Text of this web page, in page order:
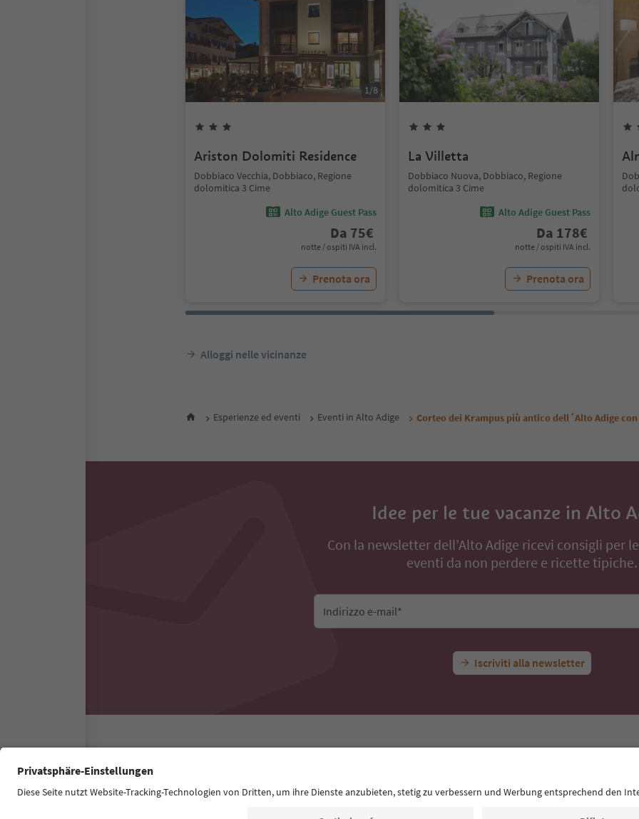
1/8
Ariston Dolomiti Residence
Dobbiaco Vecchia, Dobbiaco, Regione
dolomitica 3 Cime
Alto Adige Guest Pass
Da 75€
notte / ospiti IVA incl.
Prenota ora
La Villetta
Dobbiaco Nuova, Dobbiaco, Regione
dolomitica 3 Cime
Alto Adige Guest Pass
Da 178€
notte / ospiti IVA incl.
Prenota ora
Alloggi nelle vicinanze
Esperienze ed eventi Eventi in Alto Adige Corteo dei Krampus più antico dell´Alto Adige
Idee per le tue vacanze in Alto
Con la newsletter dell’Alto Adige ricevi consigli per
eventi da non perdere e ricette tipiche.
Indirizzo e-mail*
Iscriviti alla newsletter